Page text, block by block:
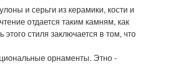
и серьги из керамики, кости и
отдается таким камням, как
стиля заключается в том, что
орнаменты. Этно -